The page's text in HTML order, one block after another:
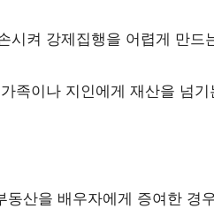
시켜 강제집행을 어렵게 만드
족이나 지인에게 재산을 넘
동산을 배우자에게 증여한 경